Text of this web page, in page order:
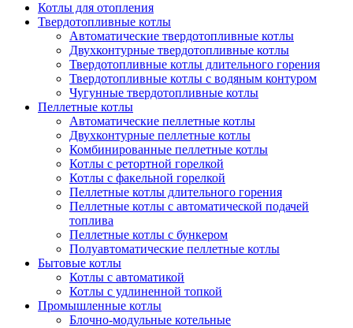
Котлы для отопления
Твердотопливные котлы
Автоматические твердотопливные котлы
Двухконтурные твердотопливные котлы
Твердотопливные котлы длительного горения
Твердотопливные котлы с водяным контуром
Чугунные твердотопливные котлы
Пеллетные котлы
Автоматические пеллетные котлы
Двухконтурные пеллетные котлы
Комбинированные пеллетные котлы
Котлы с ретортной горелкой
Котлы с факельной горелкой
Пеллетные котлы длительного горения
Пеллетные котлы с автоматической подачей
топлива
Пеллетные котлы с бункером
Полуавтоматические пеллетные котлы
Бытовые котлы
Котлы с автоматикой
Котлы с удлиненной топкой
Промышленные котлы
Блочно-модульные котельные